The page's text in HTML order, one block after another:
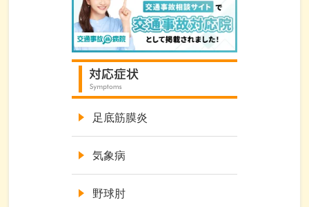
足底筋膜炎
気象病
野球肘